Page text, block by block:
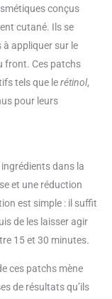
conçus
cutané. Ils se
appliquer sur le
front. Ces patchs
tels que lerétinol,
pour leurs
dans la
et une réduction
est simple : il suffit
de les laisser agir
15 et 30 minutes.
ces patchs mène
de résultats qu’ils